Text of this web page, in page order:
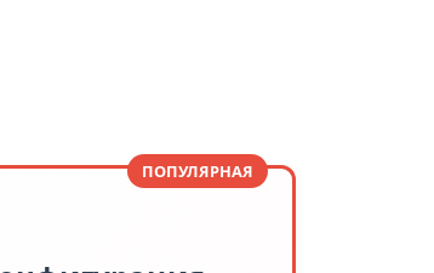
ПОПУЛЯРНАЯ